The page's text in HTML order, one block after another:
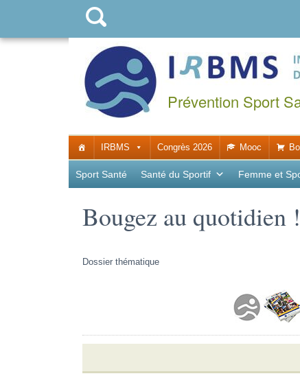
Prévention Sport
IRBMS Congrès 2026 Mooc
Sport Santé Santé du Sportif Femme et
Bougez au quotidien !
Dossier thématique